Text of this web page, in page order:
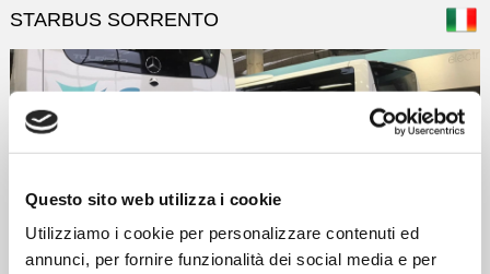
Questo sito web utilizza i cookie
Utilizziamo i cookie per personalizzare contenuti ed
annunci, per fornire funzionalità dei social media e per
STARBUS SORRENTO
Homepage